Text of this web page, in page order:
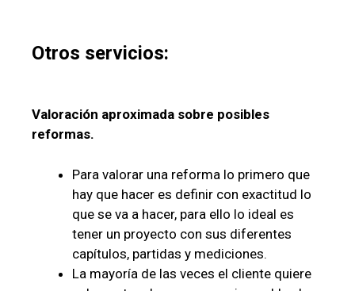
Otros servicios:
Valoración aproximada sobre posibles
reformas.
Para valorar una reforma lo primero que
hay que hacer es definir con exactitud lo
que se va a hacer, para ello lo ideal es
tener un proyecto con sus diferentes
capítulos, partidas y mediciones.
La mayoría de las veces el cliente quiere